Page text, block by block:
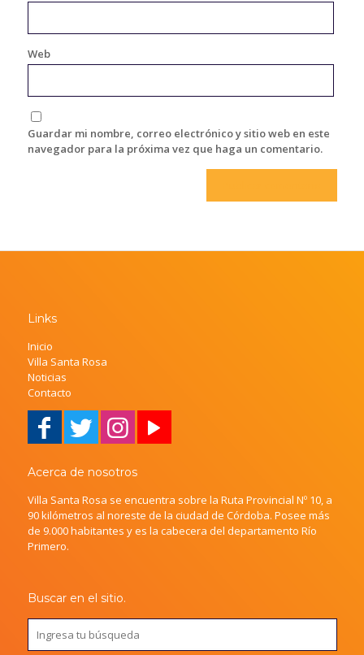
Web
Guardar mi nombre, correo electrónico y sitio web en este
navegador para la próxima vez que haga un comentario.
Links
Inicio
Villa Santa Rosa
Noticias
Contacto
Acerca de nosotros
Villa Santa Rosa se encuentra sobre la Ruta Provincial Nº 10, a
90 kilómetros al noreste de la ciudad de Córdoba. Posee más
de 9.000 habitantes y es la cabecera del departamento Río
Primero.
Buscar en el sitio.